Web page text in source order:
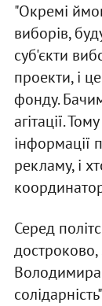
"Окремі
виборів,
суб'єкти
проекти, і
фонду.
агітації.
інформації
рекламу, і
Серед
достроково,
Володимира